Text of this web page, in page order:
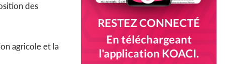
des
agricole et la
RESTEZ CONNECTÉ
En téléchargeant
l'application KOACI.